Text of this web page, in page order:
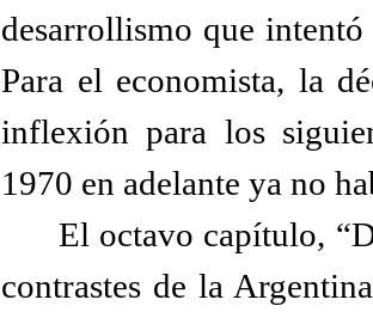
desarrollismo que
Para el economista, la
inflexión para los
1970 en adelante ya no
El octavo capítulo,
contrastes de la